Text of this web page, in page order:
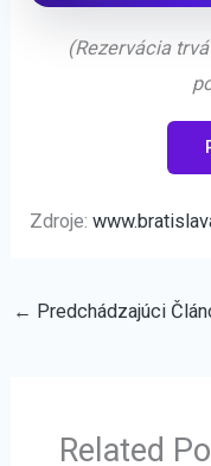
(Rezervácia
Zdroje:
← Predchádzajúci
Related